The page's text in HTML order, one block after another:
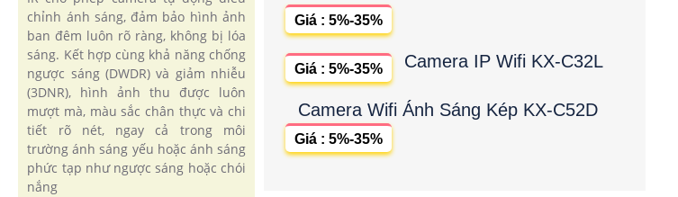
chỉnh ánh sáng, đảm bảo hình ảnh
ban đêm luôn rõ ràng, không bị lóa
sáng. Kết hợp cùng khả năng chống
ngược sáng (DWDR) và giảm nhiễu
(3DNR), hình ảnh thu được luôn
mượt mà, màu sắc chân thực và chi
tiết rõ nét, ngay cả trong môi
trường ánh sáng yếu hoặc ánh sáng
phức tạp như ngược sáng hoặc chói
nắng
Giá : 5%-35%
Camera IP Wifi KX-C32L
Giá : 5%-35%
Camera Wifi Ánh Sáng Kép KX-C52D
Giá : 5%-35%